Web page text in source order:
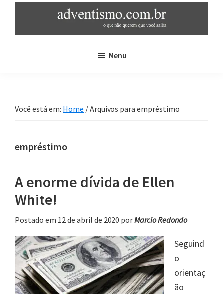
main
sidebar
que
saiba
Menu
Você está em: Home /Arquivos para empréstimo
empréstimo
A enorme dívida de Ellen
White!
Postado em 12 de abril de 2020 porMarcio Redondo
Seguind
o
orientaç
ão